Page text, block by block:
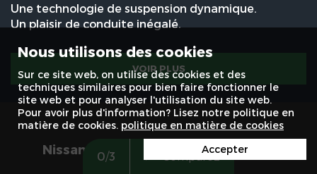
0/3 Comparez
Une technologie de suspension dynamique.
Un plaisir de conduite inégalé.
VOIR PLUS
Nissan Louvain
Nous utilisons des cookies
Sur ce site web, on utilise des cookies et des
techniques similaires pour bien faire fonctionner le
site web et pour analyser l'utilisation du site web.
Pour avoir plus d'information? Lisez notre politique en
matière de cookies. politique en matière de cookies
Accepter